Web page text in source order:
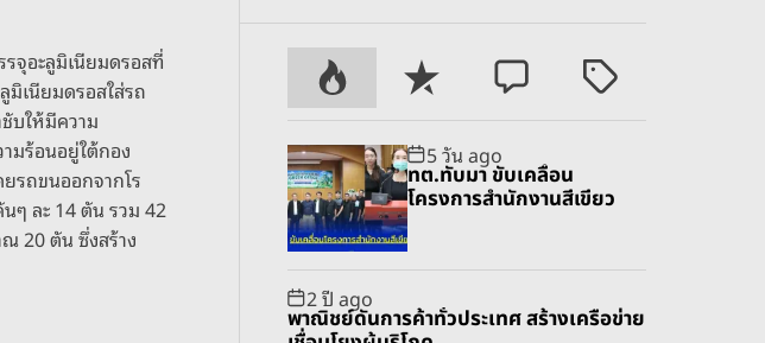
จุอะลูมิเนียมดรอสที่
เนียมดรอสใส่รถ
บให้มีความ
มร้อนอยู่ใต้กอง
ยรถขนออกจากโร
ๆ ละ 14 ตัน รวม 42
20 ตัน ซึ่งสร้าง
P
o
p
u
l
a
r
R
e
c
e
n
t
C
o
m
m
e
T
g
e
5 วัน ago
ทต.ทับมา ขับเคลื่อน
โครงการสำนักงานสีเขียว
2 ปี ago
พาณิชย์ดันการค้าทั่วประเทศ สร้างเครือข่าย